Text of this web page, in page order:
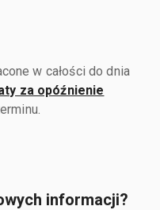
w całości do dnia
za opóźnienie
informacji?